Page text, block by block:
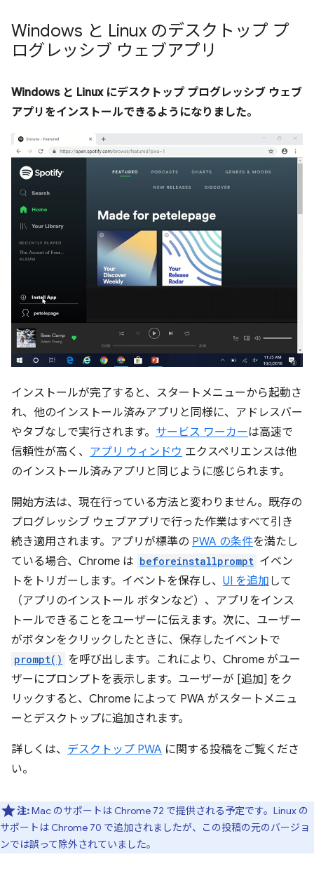
Windows と Linux のデスクトップ プ
ログレッシブ ウェブアプリ
Windows と Linux にデスクトップ プログレッシブ ウェブ
アプリをインストールできるようになりました。
インストールが完了すると、スタートメニューから起動さ
れ、他のインストール済みアプリと同様に、アドレスバー
やタブなしで実行されます。 サービス ワーカーは高速で
信頼性が高く、 アプリ ウィンドウ エクスペリエンスは他
のインストール済みアプリと同じように感じられます。
開始方法は、現在行っている方法と変わりません。既存の
プログレッシブ ウェブアプリで行った作業はすべて引き
続き適用されます。アプリが標準の PWA の条件を満たし
ている場合、Chrome は beforeinstallprompt イベン
トをトリガーします。イベントを保存し、 UI を追加 して
（アプリのインストール ボタンなど）、アプリをインス
トールできることをユーザーに伝えます。次に、ユーザー
がボタンをクリックしたときに、保存したイベントで
prompt() を呼び出します。これにより、Chrome がユー
ザーにプロンプトを表示します。ユーザーが [追加] をク
リックすると、Chrome によって PWA がスタートメニュ
ーとデスクトップに追加されます。
詳しくは、 デスクトップ PWA に関する投稿をご覧くださ
い。
注:Mac のサポートは Chrome 72 で提供される予定です。Linux の
サポートは Chrome 70 で追加されましたが、この投稿の元のバージョ
ンでは誤って除外されていました。